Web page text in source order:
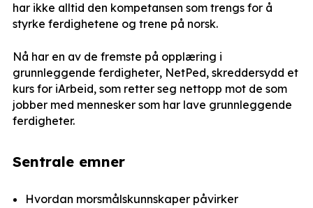
har ikke alltid den kompetansen som trengs for å
styrke ferdighetene og trene på norsk.
Nå har en av de fremste på opplæring i
grunnleggende ferdigheter, NetPed, skreddersydd et
kurs for iArbeid, som retter seg nettopp mot de som
jobber med mennesker som har lave grunnleggende
ferdigheter.
Sentrale emner
Hvordan morsmålskunnskaper påvirker